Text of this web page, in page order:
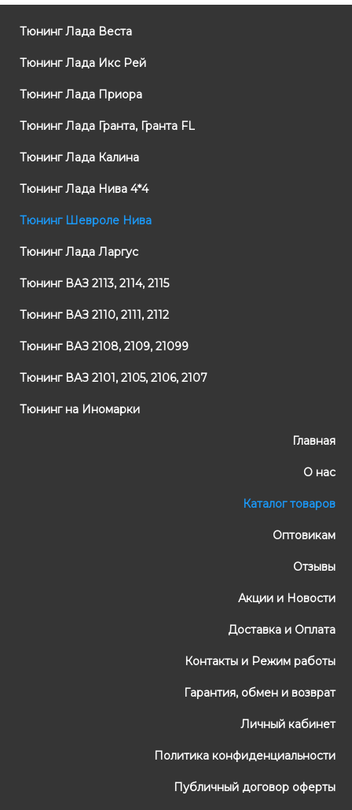
Тюнинг Лада Веста
Тюнинг Лада Икс Рей
Тюнинг Лада Приора
Тюнинг Лада Гранта, Гранта FL
Тюнинг Лада Калина
Тюнинг Лада Нива 4*4
Тюнинг Шевроле Нива
Тюнинг Лада Ларгус
Тюнинг ВАЗ 2113, 2114, 2115
Тюнинг ВАЗ 2110, 2111, 2112
Тюнинг ВАЗ 2108, 2109, 21099
Тюнинг ВАЗ 2101, 2105, 2106, 2107
Тюнинг на Иномарки
Главная
О нас
Каталог товаров
Оптовикам
Отзывы
Акции и Новости
Доставка и Оплата
Контакты и Режим работы
Гарантия, обмен и возврат
Личный кабинет
Политика конфиденциальности
Публичный договор оферты